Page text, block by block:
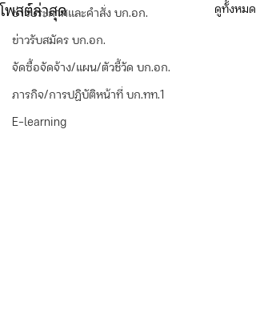
ข่าวประกาศและคำสั่ง บก.อก.
ข่าวรับสมัคร บก.อก.
จัดซื้อจัดจ้าง/แผน/ตัวชี้วัด บก.อก.
ภารกิจ/การปฏิบัติหน้าที่ บก.ทท.1
E-learning
โพสต์ล่าสุด ดูทั้งหมด